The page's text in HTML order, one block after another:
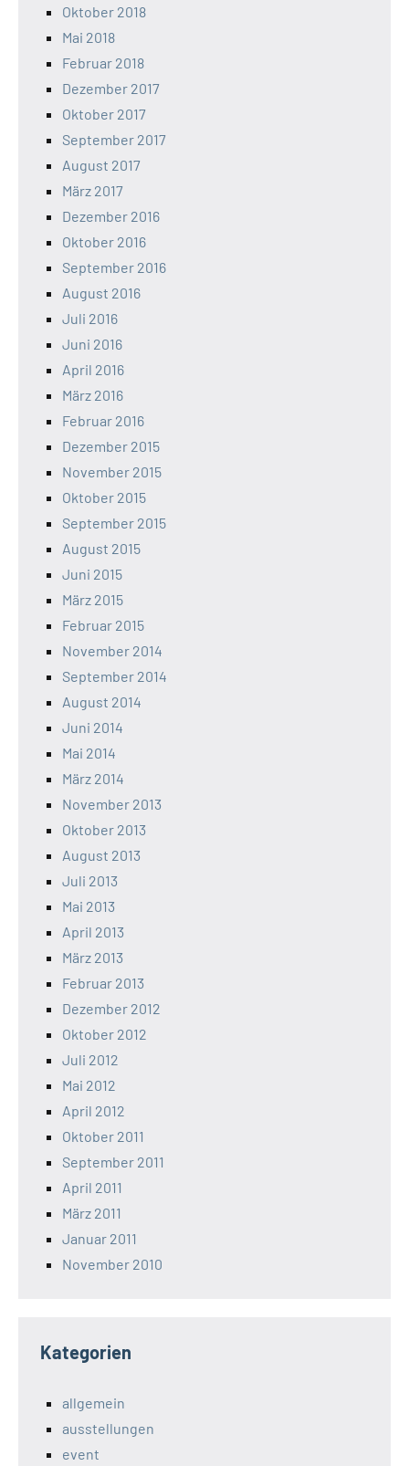
Oktober 2018
Mai 2018
Februar 2018
Dezember 2017
Oktober 2017
September 2017
August 2017
März 2017
Dezember 2016
Oktober 2016
September 2016
August 2016
Juli 2016
Juni 2016
April 2016
März 2016
Februar 2016
Dezember 2015
November 2015
Oktober 2015
September 2015
August 2015
Juni 2015
März 2015
Februar 2015
November 2014
September 2014
August 2014
Juni 2014
Mai 2014
März 2014
November 2013
Oktober 2013
August 2013
Juli 2013
Mai 2013
April 2013
März 2013
Februar 2013
Dezember 2012
Oktober 2012
Juli 2012
Mai 2012
April 2012
Oktober 2011
September 2011
April 2011
März 2011
Januar 2011
November 2010
Kategorien
allgemein
ausstellungen
event